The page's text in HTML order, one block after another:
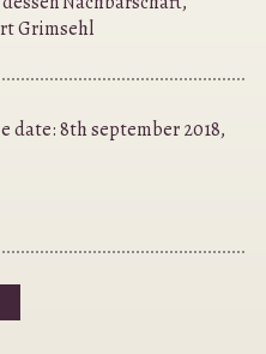
Grimsehl
date: 8th september 2018,